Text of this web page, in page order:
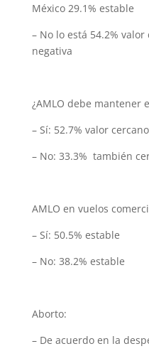
México 29.1% estable
– No lo está 54.2%
negativa
¿AMLO debe mantener
– Sí: 52.7% valor
– No: 33.3% también
AMLO en vuelos
– Sí: 50.5% estable
– No: 38.2% estable
Aborto:
– De acuerdo en la